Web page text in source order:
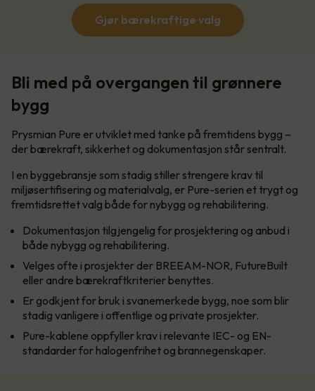
Gjør bærekraftige valg
Bli med på overgangen til grønnere
bygg
Prysmian Pure er utviklet med tanke på fremtidens bygg –
der bærekraft, sikkerhet og dokumentasjon står sentralt.
I en byggebransje som stadig stiller strengere krav til
miljøsertifisering og materialvalg, er Pure-serien et trygt og
fremtidsrettet valg både for nybygg og rehabilitering.
Dokumentasjon tilgjengelig for prosjektering og anbud i
både nybygg og rehabilitering.
Velges ofte i prosjekter der BREEAM-NOR, FutureBuilt
eller andre bærekraftkriterier benyttes.
Er godkjent for bruk i svanemerkede bygg, noe som blir
stadig vanligere i offentlige og private prosjekter.
Pure-kablene oppfyller krav i relevante IEC- og EN-
standarder for halogenfrihet og brannegenskaper.